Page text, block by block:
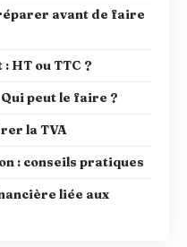
avant de faire
HT ou TTC ?
peut le faire ?
la TVA
: conseils pratiques
liée aux